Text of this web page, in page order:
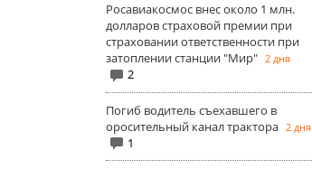
Росавиакосмос внес около 1 млн.
долларов страховой премии при
страховании ответственности при
затоплении станции "Мир" 2 дня
2
Погиб водитель съехавшего в
оросительный канал трактора 2 дня
1